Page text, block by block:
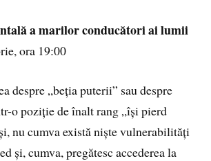
a marilor conducători ai lumii
ora 19:00
despre „beția puterii” sau despre
o poziție de înalt rang „își pierd
nu cumva există niște vulnerabilități
și, cumva, pregătesc accederea la